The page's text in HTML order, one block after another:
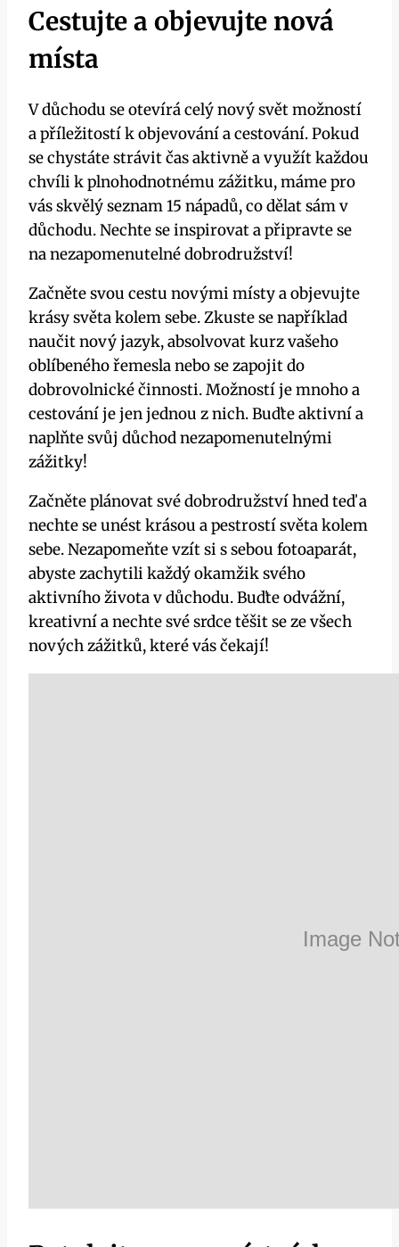
Cestujte a objevujte nová
místa
V důchodu se otevírá celý nový svět možností
a příležitostí k objevování a cestování. Pokud
se chystáte strávit čas aktivně a využít každou
chvíli k plnohodnotnému zážitku, máme pro
vás skvělý seznam 15 nápadů, co dělat sám v
důchodu. Nechte se inspirovat a připravte se
na nezapomenutelné dobrodružství!
Začněte svou cestu novými místy a objevujte
krásy světa kolem sebe. Zkuste se například
naučit nový jazyk, absolvovat kurz vašeho
oblíbeného řemesla nebo se zapojit do
dobrovolnické činnosti. Možností je mnoho a
cestování je jen jednou z nich. Buďte aktivní a
naplňte svůj důchod nezapomenutelnými
zážitky!
Začněte plánovat své dobrodružství hned teď a
nechte se unést krásou a pestrostí světa kolem
sebe. Nezapomeňte vzít si s sebou fotoaparát,
abyste zachytili každý okamžik svého
aktivního života v důchodu. Buďte odvážní,
kreativní a nechte své srdce těšit se ze všech
nových zážitků, které vás čekají!